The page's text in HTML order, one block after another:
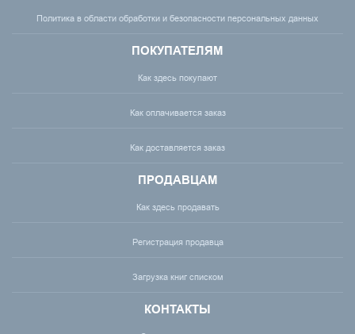
Политика в области обработки и безопасности персональных данных
ПОКУПАТЕЛЯМ
Как здесь покупают
Как оплачивается заказ
Как доставляется заказ
ПРОДАВЦАМ
Как здесь продавать
Регистрация продавца
Загрузка книг списком
КОНТАКТЫ